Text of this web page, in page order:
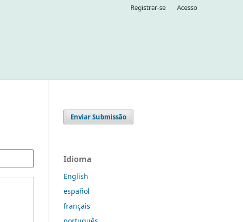
Registrar-se Acesso
Enviar Submissão
Idioma
English
español
français